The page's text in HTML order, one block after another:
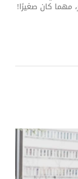
مهما كان صغيرًا!